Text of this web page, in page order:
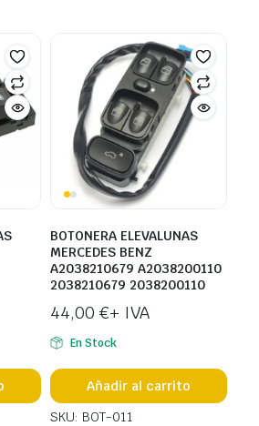
BOTONERA ELEVALUNAS
MERCEDES BENZ
A2038210679 A2038200110
2038210679 2038200110
44,00 €+ IVA
En Stock
Añadir al carrito
SKU: BOT-011